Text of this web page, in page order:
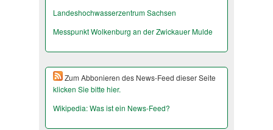
Landeshochwas­serzentrum Sachsen
Messpunkt Wolkenburg an der Zwickauer Mulde
Zum Abbonieren des News-Feed dieser Seite
klicken Sie bitte hier.
Wikipedia: Was ist ein News-Feed?